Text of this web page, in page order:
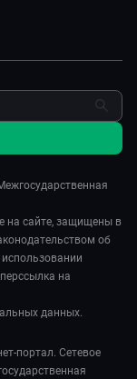
на сайте, защищены в
об
на
данных.
портал. Сетевое